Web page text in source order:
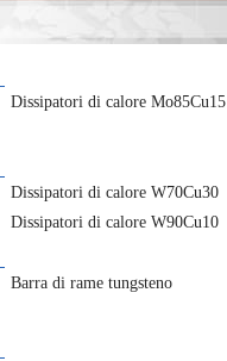
Dissipatori di calore Mo85Cu15
Dissipatori di calore W70Cu30
Dissipatori di calore W90Cu10
Barra di rame tungsteno